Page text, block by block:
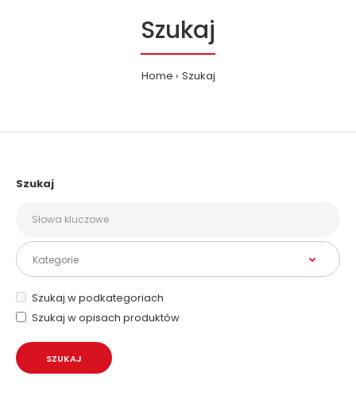
Szukaj
Home Szukaj
Szukaj
Szukaj w podkategoriach
Szukaj w opisach produktów